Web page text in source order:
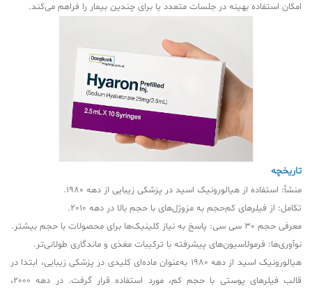
امکان استفاده بهینه در جلسات متعدد یا برای چندین بیمار را فراهم می‌کند.
تاریخچه
منشأ: استفاده از هیالورونیک اسید در پزشکی زیبایی از دهه 1980.
تکامل: از فیلرهای کم‌حجم به مزوژل‌های با حجم بالا در دهه 2010.
معرفی حجم 30 سی سی: پاسخ به نیاز کلینیک‌ها برای محصولات با حجم بیشتر.
نوآوری‌ها: فرمولاسیون‌های پیشرفته با ترکیبات مغذی و ماندگاری طولانی‌تر.
هیالورونیک اسید از دهه 1980 به‌عنوان ماده‌ای کلیدی در پزشکی زیبایی، ابتدا در
قالب فیلرهای پوستی با حجم کم، مورد استفاده قرار گرفت. در دهه 2000،